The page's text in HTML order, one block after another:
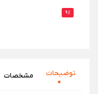
9%
توضیحات مشخصات